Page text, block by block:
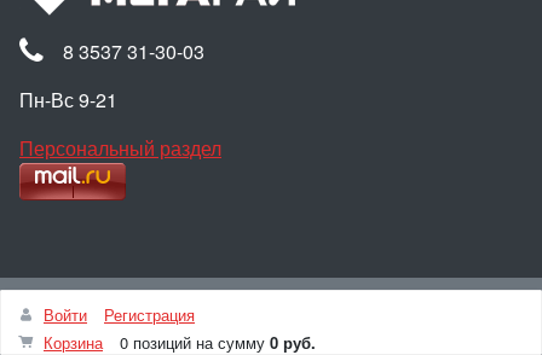
8 3537 31-30-03
Пн-Вс 9-21
Персональный раздел
© Интернет-магазин МЕГАРАЙ, 2025
Войти
Регистрация
Корзина
0 позиций на сумму 0 руб.